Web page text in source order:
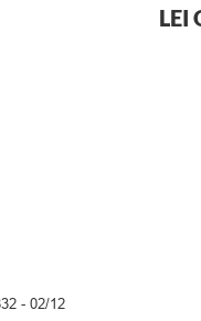
LEI
- 02/12